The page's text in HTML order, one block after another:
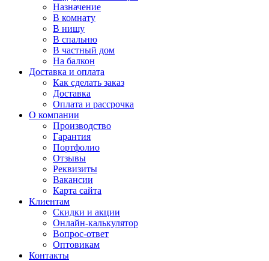
Назначение
В комнату
В нишу
В спальню
В частный дом
На балкон
Доставка и оплата
Как сделать заказ
Доставка
Оплата и рассрочка
О компании
Производство
Гарантия
Портфолио
Отзывы
Реквизиты
Вакансии
Карта сайта
Клиентам
Скидки и акции
Онлайн-калькулятор
Вопрос-ответ
Оптовикам
Контакты